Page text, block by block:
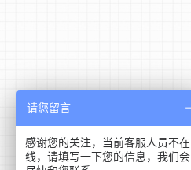
请您留言
感谢您的关注，当前客服人员不在
线，请填写一下您的信息，我们会